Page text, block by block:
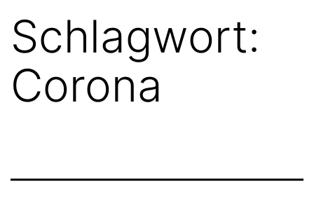
Schlagwort:
Corona